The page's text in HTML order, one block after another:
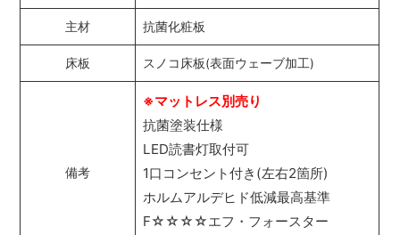
主材 抗菌化粧板
床板 スノコ床板(表面ウェーブ加工)
備考
※マットレス別売り
抗菌塗装仕様
LED読書灯取付可
1口コンセント付き(左右2箇所)
ホルムアルデヒド低減最高基準
F☆☆☆☆エフ・フォースター